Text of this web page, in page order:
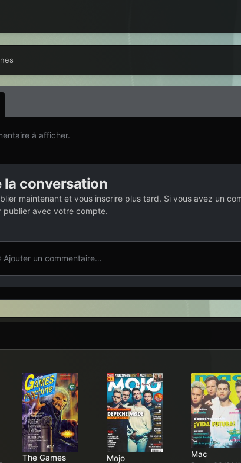
à afficher.
la conversation
maintenant et vous inscrire plus tard. Si vous avez un
avec votre compte.
Ajouter un commentaire…
The Games
Mojo
Mac